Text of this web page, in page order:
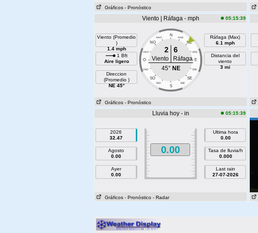
Gráficos - Pronóstico
Viento | Ráfaga - mph 05:15:39
Viento (Promedio
)
1.4 mph
1 Bft
Aire ligero
Direccion
(Promedio )
NE 45°
N
NNO NNE
NO NE
ONO ENE
O E
OSO ESE
SO SE
SSO SSE
S
2 6
Viento
Ráfaga
45° NE
Ráfaga (Max)
6.1 mph
Distancia del
viento
3 mi
Gráficos - Pronóstico
Lluvia hoy - in 05:15:39
2026
32.47
Agosto
0.00
Ayer
0.00
0.00
Ultima hora
0.00
Tasa de lluvia/h
0.000
Last rain
27-07-2026
Gráficos - Pronóstico - Radar